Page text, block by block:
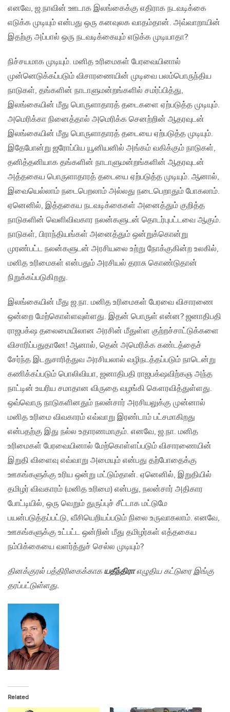
எனவே, ஜ.நாவின் ஊடாக இலங்கைக்கு எதிராக நடவடிக்கை
எடுக்க முடியும் என்பது ஒரு கனவுலக வாதம்தான். அவ்வாறாயின்
இதற்கு அப்பால் ஒரு நடவடிக்கையும் எடுக்க முடியாதா?
நிச்சயமாக முடியும். மனித உரிமைகள் பேரவையினால்
முன்னெடுக்கப்படும் விசாரணையின் முடிவை பலம்பொருந்திய
நாடுகள், தங்களின் நாடாளுமன்றங்களில் சமர்ப்பித்து,
இலங்கையின் மீது பொருளாதாரத் தடைகளை ஏற்படுத்த முடியும்.
அமெரிக்கா நினைத்தால் அமெரிக்க செனற்றின் ஆதரவுடன்
இலங்கையின் மீது பொருளாதாரத் தடையை ஏற்படுத்த முடியும்.
இதேபோன்று ஜரோப்பிய யூனியனில் அங்கம் வகிக்கும் நாடுகள்,
தனித்தனியாக தங்களின் நாடாளுமன்றங்களின் ஆதரவுடன்
அத்தகைய பொருளாதாரத் தடையை ஏற்படுத்த முடியும். ஆனால்,
இவையெல்லாம் நடைபெறலாம் அல்லது நடைபெறாதும் போகலாம்.
ஏனெனில், இத்தகைய நடவடிக்கைகள் அனைத்தும் குறித்த
நாடுகளின் வெளிவிவகார நலன்களுடன் தொடர்புபட்டவை ஆகும்.
நாடுகள், பிராந்தியங்கள் அனைத்தும் ஒன்றுக்கொன்று
முரண்பட்ட நலன்களுடன் அரசியலை உற்று நோக்குகின்ற உலகில்,
மனித உரிமைகள் என்பதும் அரசியல் தராசு கொண்டுதான்
நிறுக்கப்படுகிறது.
இலங்கையின் மீது ஜ.நா. மனித உரிமைகள் பேரவை விசாரணை
ஒன்றை மேற்கொள்ளவுள்ளது. இதன் பொருள் என்ன? ஜனாதிபதி
ராஜபக்‌ஷ தலைமையிலான அரசின் மீதுள்ள குற்றச்சாட்டுக்களை
விசாரிப்பதுதானே! ஆனால், தென் அமெரிக்க கண்டத்தைச்
சேர்ந்த இடதுசாரித்துவ அரசியலால் வழிநடத்தப்படும் நாடென்று
கணிக்கப்படும் பொலிவியா, ஜனாதிபதி ராஜபக்‌ஷவிற்கஞ அந்த
நாட்டின் உயரிய சமாதான விருதை வழங்கி கௌரவித்துள்ளது.
ஒவ்வொரு நாடுகளினதும் நலன்சார் அரசியலுக்கு முன்னால்
மனித உரிமை விவகாரம் எவ்வாறு இரண்டாம் பட்சமாகிறது
என்பதற்கு இது நல்ல உதாரணமாகும். எனவே, ஜ.நா. மனித
உரிமைகள் பேரவையினால் மேற்கொள்ளப்படும் விசாரணையின்
இறுதி விளைவு எவ்வாறு அமையும் என்பது தற்போதைக்கு
ஊகங்களுக்கு உரிய ஒன்று மட்டும்தான். ஏனெனில், இறுதியில்
தமிழர் விவகாரம் (மனித உரிமை) என்பது, நலன்சார் அதிகார
போட்டியில், ஒரு வெறும் துருப்புச் சீட்டாக மட்டுமே
பயன்படுத்தப்பட்டு, வீசியெறியப்படும் நிலை உருவாகலாம். எனவே,
ஊகங்களுக்கு உட்பட்ட ஒன்றின் மீது தமிழர்கள் எத்தகைய
நம்பிக்கையை வளர்த்துச் செல்ல முடியும்?
தினக்குரல் பத்திரிகைக்காக யதீந்திராஎழுதிய கட்டுரை இங்கு
தரப்பட்டுள்ளது.
Related